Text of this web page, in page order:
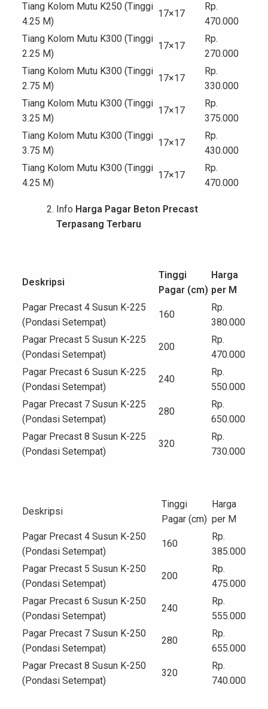
Tiang Kolom Mutu K250 (Tinggi
4.25 M)
17×17
Rp.
470.000
Tiang Kolom Mutu K300 (Tinggi
2.25 M)
17×17
Rp.
270.000
Tiang Kolom Mutu K300 (Tinggi
2.75 M)
17×17
Rp.
330.000
Tiang Kolom Mutu K300 (Tinggi
3.25 M)
17×17
Rp.
375.000
Tiang Kolom Mutu K300 (Tinggi
3.75 M)
17×17
Rp.
430.000
Tiang Kolom Mutu K300 (Tinggi
4.25 M)
17×17
Rp.
470.000
Info Harga Pagar Beton Precast
Terpasang Terbaru
Deskripsi
Tinggi
Pagar (cm)
Harga
per M
Pagar Precast 4 Susun K-225
(Pondasi Setempat)
160
Rp.
380.000
Pagar Precast 5 Susun K-225
(Pondasi Setempat)
200
Rp.
470.000
Pagar Precast 6 Susun K-225
(Pondasi Setempat)
240
Rp.
550.000
Pagar Precast 7 Susun K-225
(Pondasi Setempat)
280
Rp.
650.000
Pagar Precast 8 Susun K-225
(Pondasi Setempat)
320
Rp.
730.000
Deskripsi
Tinggi
Pagar (cm)
Harga
per M
Pagar Precast 4 Susun K-250
(Pondasi Setempat)
160
Rp.
385.000
Pagar Precast 5 Susun K-250
(Pondasi Setempat)
200
Rp.
475.000
Pagar Precast 6 Susun K-250
(Pondasi Setempat)
240
Rp.
555.000
Pagar Precast 7 Susun K-250
(Pondasi Setempat)
280
Rp.
655.000
Pagar Precast 8 Susun K-250
(Pondasi Setempat)
320
Rp.
740.000